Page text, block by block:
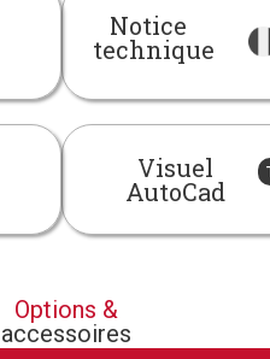
Notice
technique
Visuel
AutoCad
Options &
accessoires